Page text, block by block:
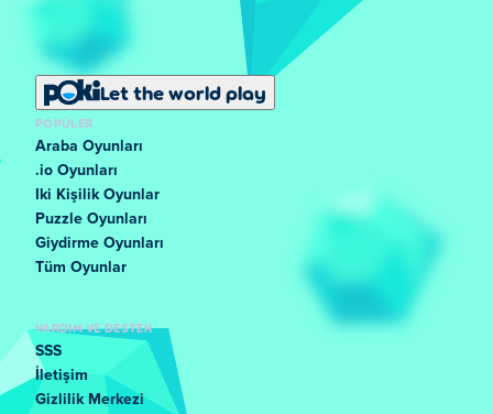
Let the world play
POPÜLER
Araba Oyunları
.io Oyunları
Iki Kişilik Oyunlar
Puzzle Oyunları
Giydirme Oyunları
Tüm Oyunlar
YARDIM VE DESTEK
SSS
İletişim
Gizlilik Merkezi